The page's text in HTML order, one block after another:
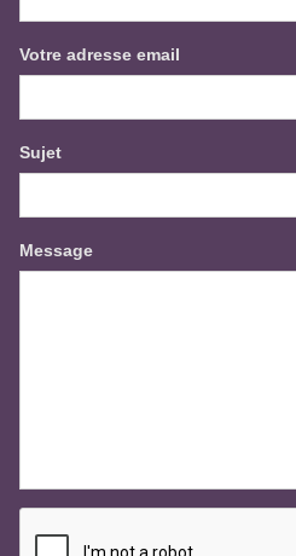
Votre adresse email
Sujet
Message